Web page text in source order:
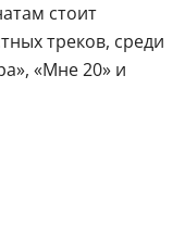
стоит
треков, среди
«Мне 20» и